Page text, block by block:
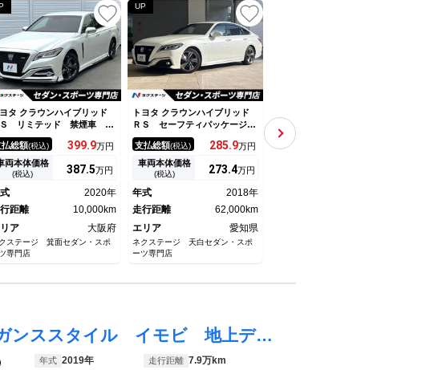
ヨタ クラウンハイブリッド
Ｓ リミテッド 禁煙車 モ
スタフルエアロ＆マフラ
純正ナビ 全周囲カメラ
ラインドスポットモニター
リアランスソナー ハーフレ
グヒーター 三眼ＬＥＤヘ
純正１８インチＡＷ
払総額(税込) 399.9万円
両本体価格
(税込) 387.5万円
2020年
距離
10,000km
ア
大阪府
ステージ 箕面セダン・スポ
専門店
UP
トヨタ クラウンハイブリッド
ＲＳ セーフティパッケージ
セーフティセンス ３眼ＬＥＤ
ヘッドライト 純正１８インチ
アルミ 革巻きステアリング
ステアリングヒーター 電動テ
ン スーパーライブサウンド
システム
支払総額(税込) 285.9万円
車両本体価格
(税込) 273.4万円
年式
2018年
走行距離
62,000km
エリア
愛知県
ネクステージ 天白セダン・スポ
ーツ専門店
ＲＳアドバンス サンルーフ／
保証書／純正 １１．６イン
チ ＳＤナビ／デジタルインナ
支払総額
クラウンハイブリッド Ｓ エレガンススタイル イモビ 地上デジタル ＬＥＤヘッドライ 衝突軽減ブレーキ ＤＶＤ 横滑り防止装置 クルーズコントロール パワーシート ナビＴＶ オートエアコン バックカメラ アルミホイール ワンオーナー車 ＥＴＣ
年式 2019年 走行距離 7.9万km